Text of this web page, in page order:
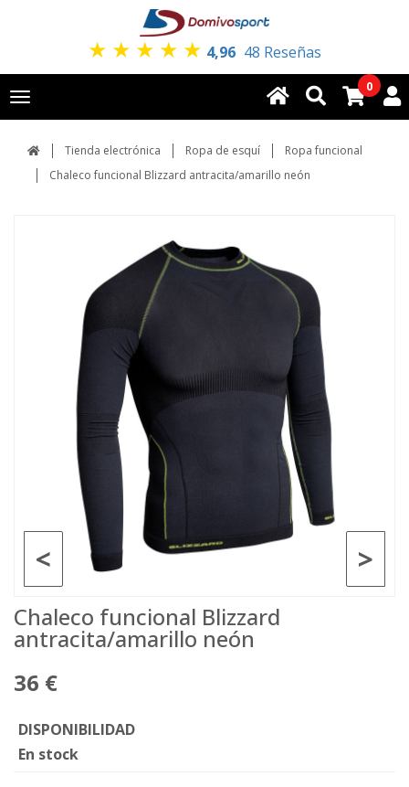
★ ★ ★ ★ ★ 4,96 48 Reseñas
Toggle
navigation
0
Tienda electrónica Ropa de esquí
Ropa funcional
Chaleco funcional Blizzard antracita/amarillo neón
>
<
Chaleco funcional Blizzard
antracita/amarillo neón
36 €
DISPONIBILIDAD
En stock